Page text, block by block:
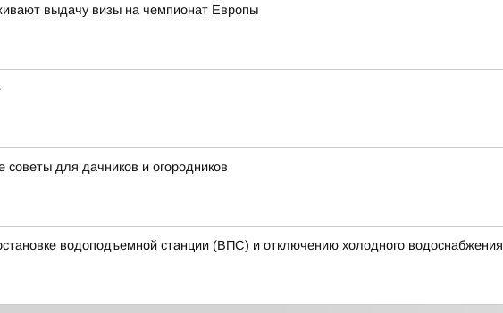
выдачу визы на чемпионат Европы
для дачников и огородников
водоподъемной станции (ВПС) и отключению холодного водоснабжения